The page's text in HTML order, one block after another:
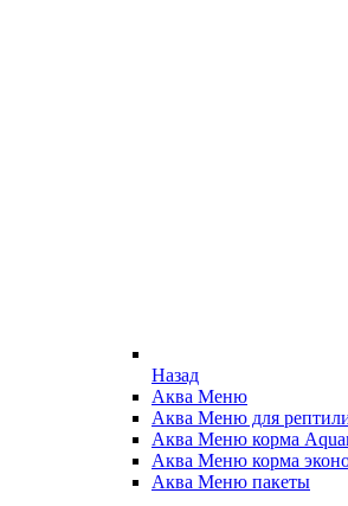
Назад
Аква Меню
Аква Меню для
Аква Меню корма
Аква Меню корма
Аква Меню пакеты